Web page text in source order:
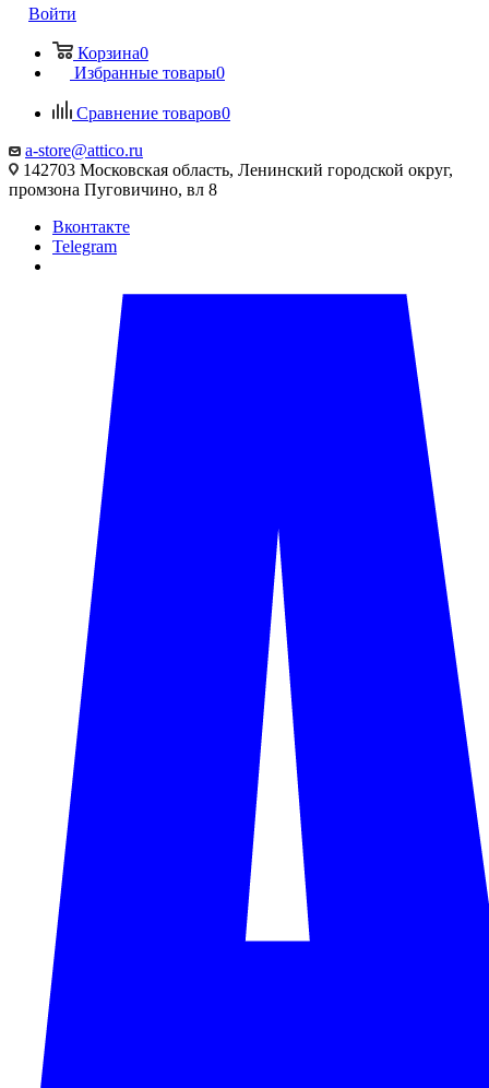
Войти
Корзина0
Избранные товары0
Сравнение товаров0
a-store@attico.ru
142703 Московская область, Ленинский городской округ,
промзона Пуговичино, вл 8
Вконтакте
Telegram